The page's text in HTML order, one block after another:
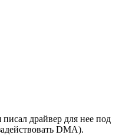
драйвер для нее под
DMA).